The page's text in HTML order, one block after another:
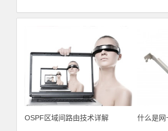
OSPF区域间路由技术详解 什么是网